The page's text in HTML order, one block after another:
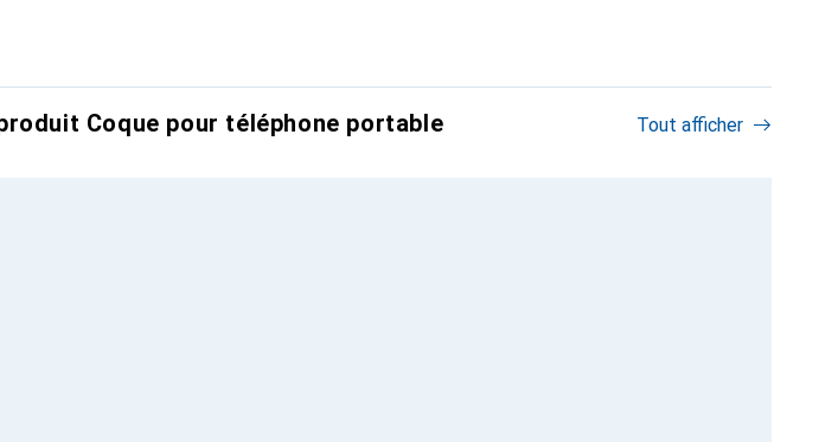
Coque pour téléphone portable Tout afficher